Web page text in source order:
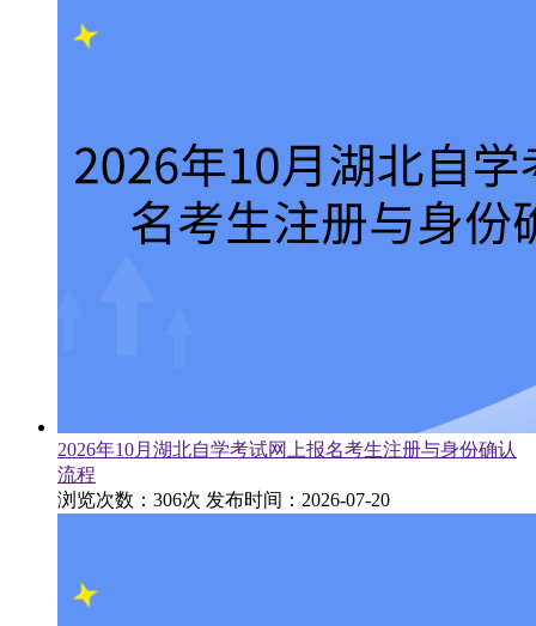
2026年10月湖北自学考试网上报名考生注册与身份确认
流程
浏览次数：306次 发布时间：2026-07-20